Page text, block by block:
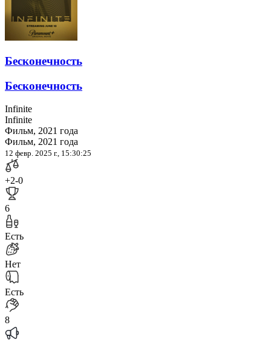
Бесконечность
Бесконечность
Infinite
Infinite
Фильм, 2021 года
Фильм, 2021 года
12 февр. 2025 г., 15:30:25
+2-0
6
Есть
Нет
Есть
8